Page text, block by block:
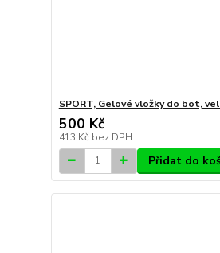
SPORT, Gelové vložky do bot,
500 Kč
413 Kč bez DPH
Přidat do